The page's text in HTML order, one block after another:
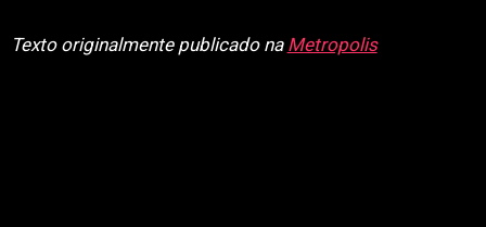
Texto originalmente publicado na Metropolis